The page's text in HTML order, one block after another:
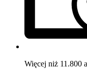
Więcej niż 11.800